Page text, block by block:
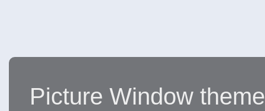
Picture Window